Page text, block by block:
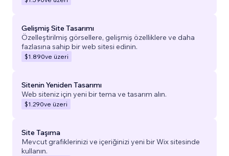
Gelişmiş Site Tasarımı
Özelleştirilmiş görsellere, gelişmiş özelliklere ve daha
fazlasına sahip bir web sitesi edinin.
$1.890ve üzeri
Sitenin Yeniden Tasarımı
Web siteniz için yeni bir tema ve tasarım alın.
$1.290ve üzeri
Site Taşıma
Mevcut grafiklerinizi ve içeriğinizi yeni bir Wix sitesinde
kullanın.